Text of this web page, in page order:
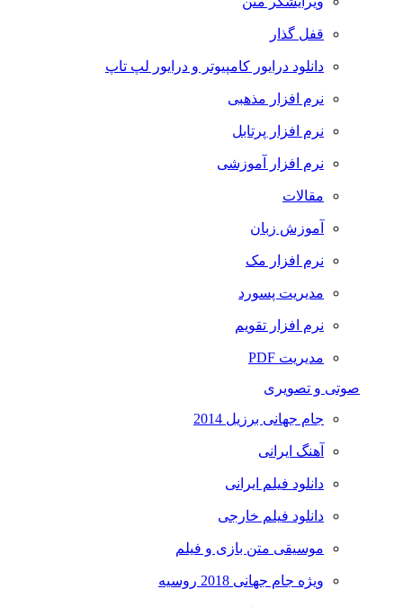
قفل گذار
دانلود درایور کامپیوتر و درایور لپ تاپ
نرم افزار مذهبی
نرم افزار پرتابل
نرم افزار آموزشی
مقالات
آموزش زبان
نرم افزار مک
مدیریت پسورد
نرم افزار تقویم
مدیریت PDF
صوتی و تصویری
جام جهانی برزیل 2014
آهنگ ایرانی
دانلود فیلم ایرانی
دانلود فیلم خارجی
موسیقی متن بازی و فیلم
ویژه جام جهانی 2018 روسیه